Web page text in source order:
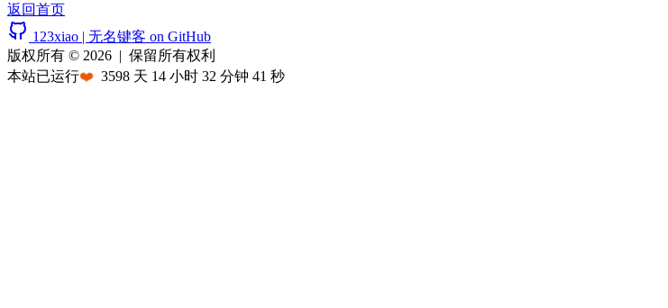
返回首页
123xiao | 无名键客 on GitHub
版权所有 © 2026 | 保留所有权利
本站已运行❤️ 3598 天 14 小时 32 分钟 41 秒